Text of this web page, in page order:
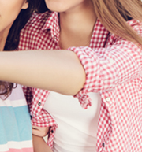
COPII 3 IN 1
LoliBebe
Vogue V13
Stoc Epuizat
0 Rating Adauga